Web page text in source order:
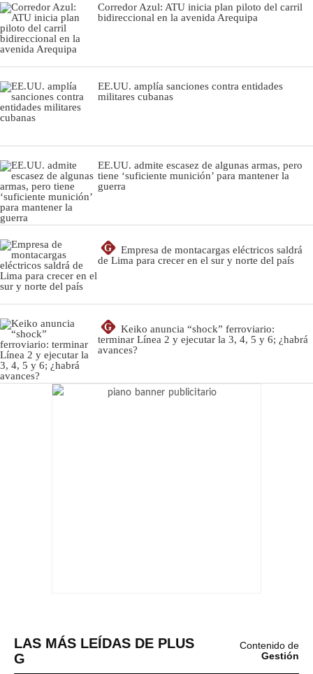
Corredor Azul: ATU inicia plan piloto del carril
bidireccional en la avenida Arequipa
EE.UU. amplía sanciones contra entidades
militares cubanas
EE.UU. admite escasez de algunas armas, pero
tiene ‘suficiente munición’ para mantener la
guerra
G
Empresa de montacargas eléctricos saldrá
de Lima para crecer en el sur y norte del país
G
Keiko anuncia “shock” ferroviario:
terminar Línea 2 y ejecutar la 3, 4, 5 y 6; ¿habrá
avances?
LAS MÁS LEÍDAS DE PLUS
G
Contenido de
Gestión